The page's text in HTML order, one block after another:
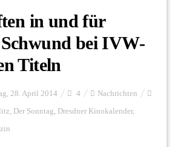
in und für
Schwund bei IVW-
Titeln
28. April 2014 4 Nachrichten
, Der Sonntag, Dresdner Kinokalender,